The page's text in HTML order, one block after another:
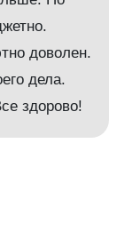
доволен.
дела.
здорово!